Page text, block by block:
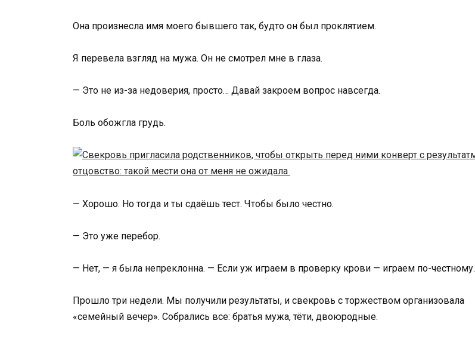
Она произнесла имя моего бывшего так, будто он был проклятием.
Я перевела взгляд на мужа. Он не смотрел мне в глаза.
— Это не из-за недоверия, просто… Давай закроем вопрос навсегда.
Боль обожгла грудь.
— Хорошо. Но тогда и ты сдаёшь тест. Чтобы было честно.
— Это уже перебор.
— Нет, — я была непреклонна. — Если уж играем в проверку крови — играем по-честному.
Прошло три недели. Мы получили результаты, и свекровь с торжеством организовала
«семейный вечер». Собрались все: братья мужа, тёти, двоюродные.